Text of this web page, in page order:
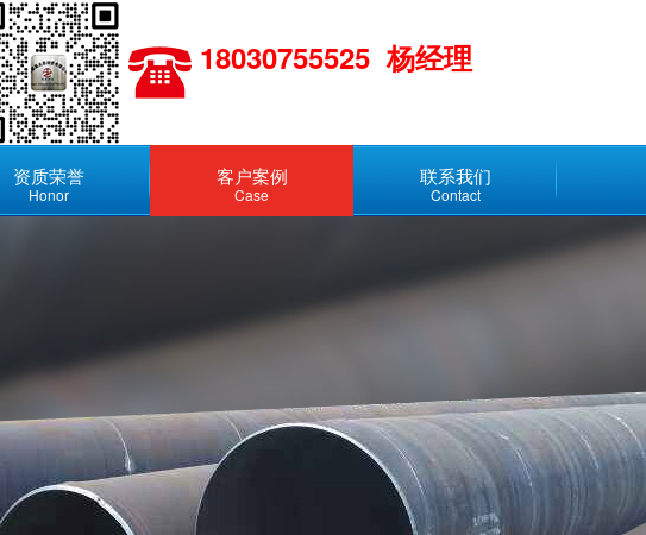
18030755525 杨经理
资质荣誉
Honor
客户案例
Case
联系我们
Contact